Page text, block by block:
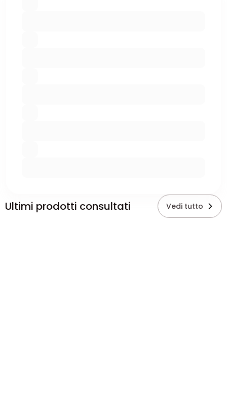
Ultimi prodotti consultati Vedi tutto